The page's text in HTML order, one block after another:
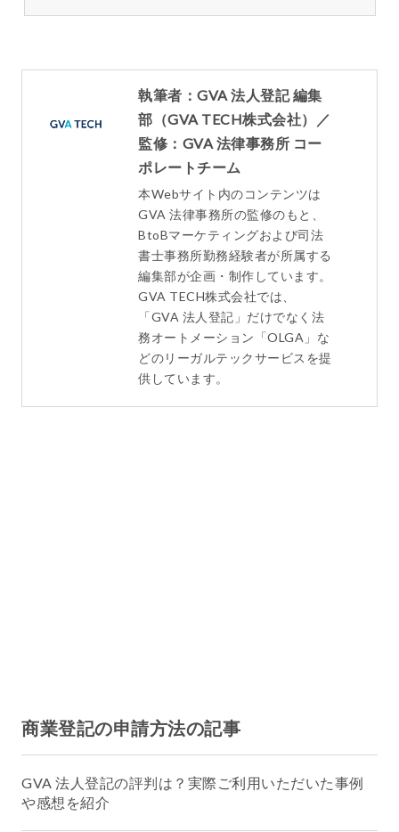
執筆者：GVA 法人登記 編集
部（GVA TECH株式会社）／
監修：GVA 法律事務所 コー
ポレートチーム
本Webサイト内のコンテンツは
GVA 法律事務所の監修のもと、
BtoBマーケティングおよび司法
書士事務所勤務経験者が所属する
編集部が企画・制作しています。
GVA TECH株式会社では、
「GVA 法人登記」だけでなく法
務オートメーション「OLGA」な
どのリーガルテックサービスを提
供しています。
商業登記の申請方法の記事
GVA 法人登記の評判は？実際ご利用いただいた事例
や感想を紹介